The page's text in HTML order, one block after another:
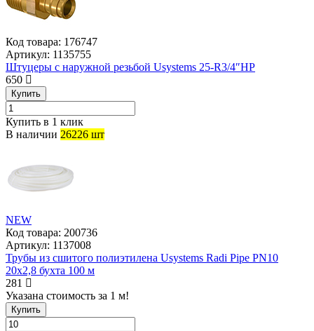
Код товара: 176747
Артикул: 1135755
Штуцеры с наружной резьбой Usystems 25-R3/4″НР
650
Купить
Купить в 1 клик
В наличии 26226 шт
NEW
Код товара: 200736
Артикул: 1137008
Трубы из сшитого полиэтилена Usystems Radi Pipe PN10
20x2,8 бухта 100 м
281
Указана стоимость за 1 м!
Купить